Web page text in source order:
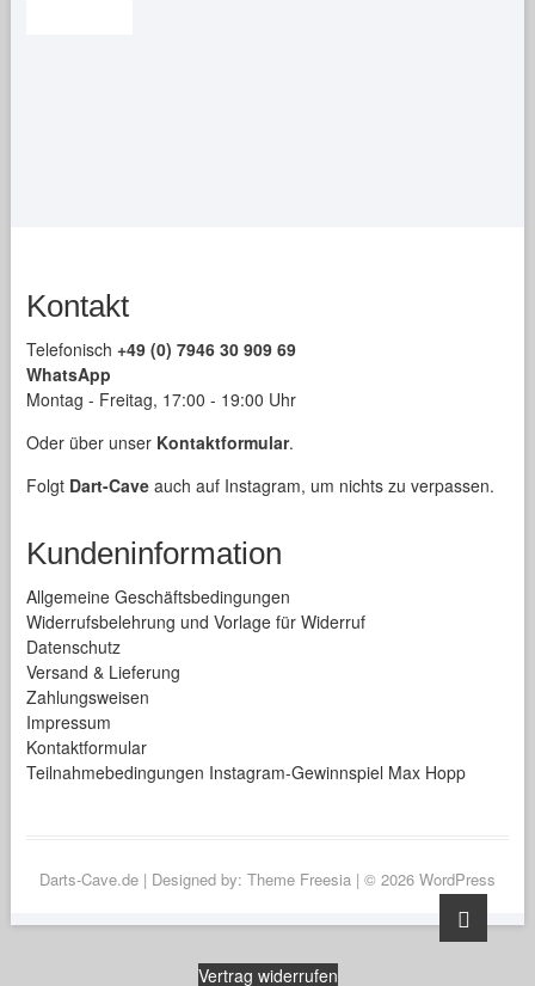
werden
Kontakt
Telefonisch +49 (0) 7946 30 909 69
WhatsApp
Montag - Freitag, 17:00 - 19:00 Uhr
Oder über unser Kontaktformular.
Folgt Dart-Caveauch auf Instagram, um nichts zu verpassen.
Kundeninformation
Allgemeine Geschäftsbedingungen
Widerrufsbelehrung und Vorlage für Widerruf
Datenschutz
Versand & Lieferung
Zahlungsweisen
Impressum
Kontaktformular
Teilnahmebedingungen Instagram-Gewinnspiel Max Hopp
Darts-Cave.de| Designed by: Theme Freesia| © 2026 WordPress
Go
to
Vertrag widerrufen